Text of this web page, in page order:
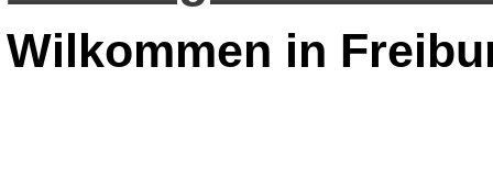
Wilkommen in